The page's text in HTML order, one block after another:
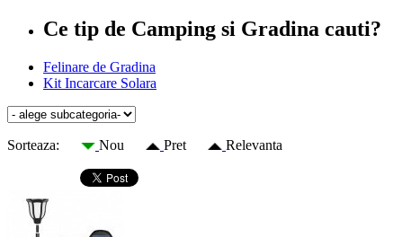
Ce tip de Camping si Gradina cauti?
Felinare de Gradina
Kit Incarcare Solara
Sorteaza: Nou Pret Relevanta